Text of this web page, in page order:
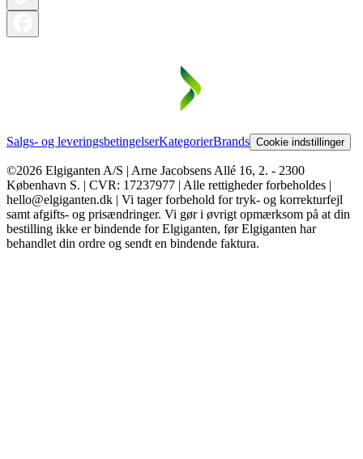
Salgs- og leveringsbetingelserKategorierBrands Cookie indstillinger
©2026 Elgiganten A/S | Arne Jacobsens Allé 16, 2. - 2300
København S. | CVR: 17237977 | Alle rettigheder forbeholdes |
hello@elgiganten.dk | Vi tager forbehold for tryk- og korrekturfejl
samt afgifts- og prisændringer. Vi gør i øvrigt opmærksom på at din
bestilling ikke er bindende for Elgiganten, før Elgiganten har
behandlet din ordre og sendt en bindende faktura.